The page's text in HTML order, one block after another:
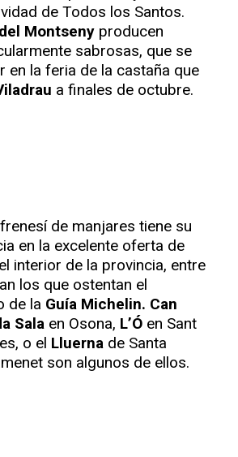
de Todos los Santos.
Montseny producen
sabrosas, que se
en la feria de la castaña que
a finales de octubre.
de manjares tiene su
en la excelente oferta de
interior de la provincia, entre
los que ostentan el
de la Guía Michelin. Can
Sala en Osona, L’Ó en Sant
o el Lluerna de Santa
son algunos de ellos.